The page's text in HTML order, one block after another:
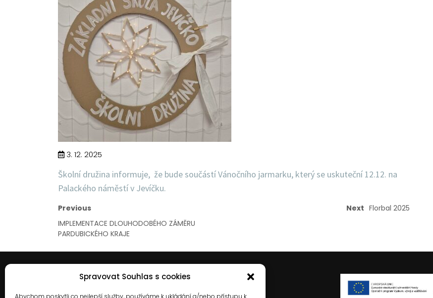
Spravovat Souhlas s cookies
Abychom poskytli co nejlepší služby, používáme k ukládání a/nebo přístupu k
3. 12. 2025
Školní družina informuje, že bude součástí Vánočního jarmarku, který se uskuteční 12.12. na
Palackého náměstí v Jevíčku.
Previous
IMPLEMENTACE DLOUHODOBÉHO ZÁMĚRU
PARDUBICKÉHO KRAJE
Next Florbal 2025